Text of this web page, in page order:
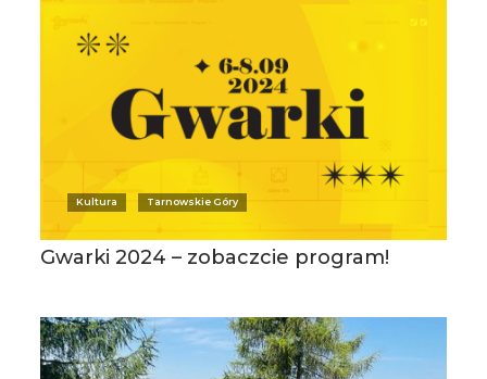
Kultura Tarnowskie Góry
Gwarki 2024 – zobaczcie program!